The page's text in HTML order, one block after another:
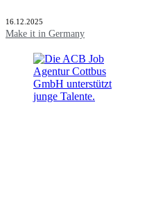
16.12.2025
Make it in Germany